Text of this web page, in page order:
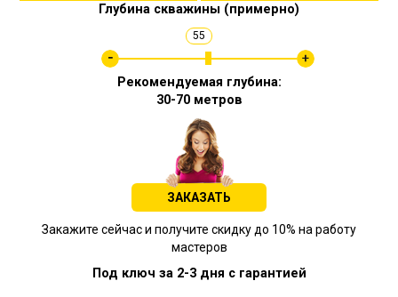
Глубина скважины (примерно)
55
Рекомендуемая глубина:
30-70 метров
ЗАКАЗАТЬ
Закажите сейчас и получите скидку до 10% на работу
мастеров
Под ключ за 2-3 дня с гарантией